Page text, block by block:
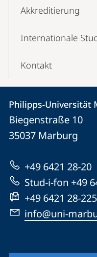
Akkreditierung
Internationale
Kontakt
Kontakt
und
Informationen
zur
Website
Philipps-
Universität
Marburg
Philipps-Universität
Biegenstraße 10
35037 Marburg
+49 6421 28-20
Stud-i-fon +49
+49 6421 28-
info@uni-